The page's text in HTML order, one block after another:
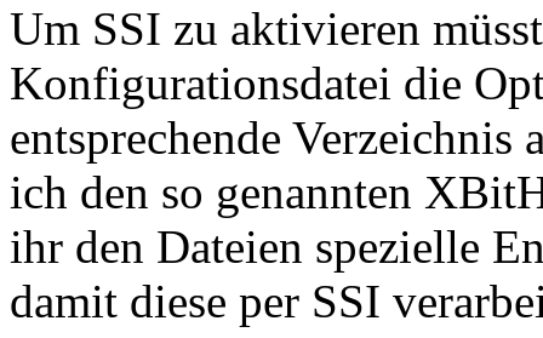
Um SSI zu aktivieren
Konfigurationsdatei die
entsprechende
ich den so genannten
ihr den Dateien spezielle
damit diese per SSI